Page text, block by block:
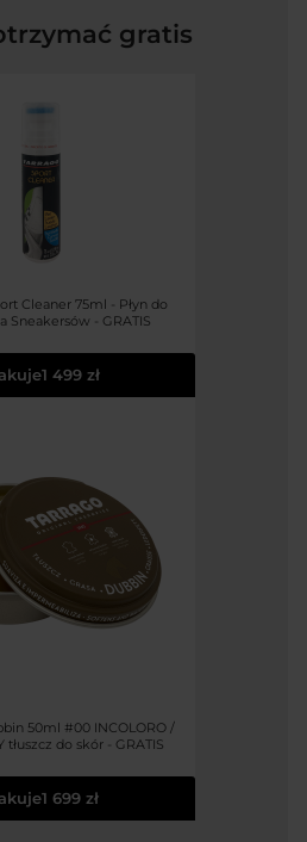
gratis
Cleaner 75ml - Płyn do
Sneakersów - GRATIS
1 499 zł
50ml #00 INCOLORO /
tłuszcz do skór - GRATIS
1 699 zł